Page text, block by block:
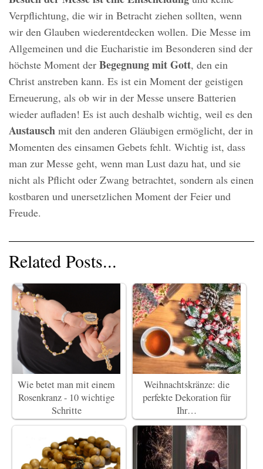
Verpflichtung, die wir in Betracht ziehen sollten, wenn
wir den Glauben wiederentdecken wollen. Die Messe im
Allgemeinen und die Eucharistie im Besonderen sind der
höchste Moment der Begegnung mit Gott, den ein
Christ anstreben kann. Es ist ein Moment der geistigen
Erneuerung, als ob wir in der Messe unsere Batterien
wieder aufladen! Es ist auch deshalb wichtig, weil es den
Austausch mit den anderen Gläubigen ermöglicht, der in
Momenten des einsamen Gebets fehlt. Wichtig ist, dass
man zur Messe geht, wenn man Lust dazu hat, und sie
nicht als Pflicht oder Zwang betrachtet, sondern als einen
kostbaren und unersetzlichen Moment der Feier und
Freude.
Related Posts...
Wie betet man mit einem
Rosenkranz - 10 wichtige
Schritte
Weihnachtskränze: die
perfekte Dekoration für
Ihr…